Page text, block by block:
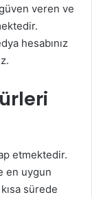
veren ve
hesabınız
etmektedir.
en uygun
sürede